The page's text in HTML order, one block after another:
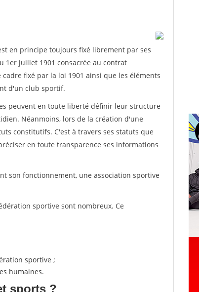
en principe toujours fixé librement par ses
1er juillet 1901 consacrée au contrat
fixé par la loi 1901 ainsi que les éléments
d'un club sportif.
peuvent en toute liberté définir leur structure
Néanmoins, lors de la création d'une
constitutifs. C'est à travers ses statuts que
en toute transparence ses informations
son fonctionnement, une association sportive
sportive sont nombreux. Ce
sportive ;
humaines.
sports ?